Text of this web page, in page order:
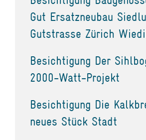
Gut Ersatzneubau
Gutstrasse Zürich
Besichtigung Der
2000-Watt-Projekt
Besichtigung Die
neues Stück Stadt